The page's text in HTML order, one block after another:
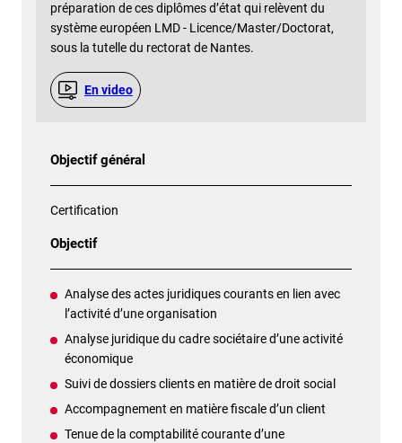
préparation de ces diplômes d’état qui relèvent du
système européen LMD - Licence/Master/Doctorat,
sous la tutelle du rectorat de Nantes.
En video
Objectif général
Certification
Objectif
Analyse des actes juridiques courants en lien avec
l’activité d’une organisation
Analyse juridique du cadre sociétaire d’une activité
économique
Suivi de dossiers clients en matière de droit social
Accompagnement en matière fiscale d’un client
Tenue de la comptabilité courante d’une